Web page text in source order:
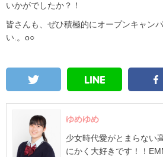
いかがでしたか？！
皆さんも、ぜひ積極的にオープンキャン
い.。o○
ゆめゆめ
少女時代愛がとまらない
にかく大好きです！！